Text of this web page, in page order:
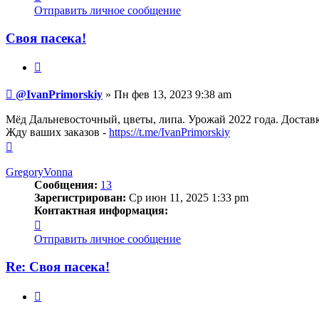
информация
пользователя
@IvanPrimorskiy
Отправить личное сообщение
Своя пасека!
Сообщение
@IvanPrimorskiy » Пн фев 13, 2023 9:38 am
Мёд Дальневосточный, цветы, липа. Урожай 2022 года.
Жду ваших заказов - https://t.me/IvanPrimorskiy
началу
GregoryVonna
Сообщения: 13
Зарегистрирован: Ср июн 11, 2025 1:33 pm
Контактная информация:
информация
пользователя
GregoryVonna
Отправить личное сообщение
Re: Своя пасека!